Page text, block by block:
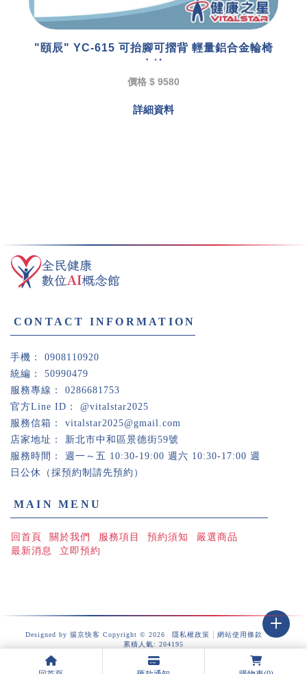
"頤辰" YC-615 可抬腳可摺背 輕量鋁合金輪椅
中輪
型號 : E04543/E05287
價格 $ 9580
詳細資料
@vitalstar2025
0286681753
0908110920
50990479
vitalstar2025@gmail.com
新北市中和區景德街59號
週一～五 10:30-19:00 週六 10:30-17:00 週
日公休（採預約制請先預約）
回首頁 關於我們 服務項目 預約須知
嚴選商品
最新消息
立即預約
Designed by 揚京快客 Copyright © 2026 隱私權政策 網站使用條款
..
累積人氣: 204195